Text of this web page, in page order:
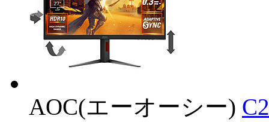
AOC(エーオーシー)